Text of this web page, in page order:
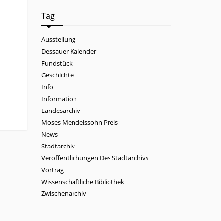
Tag
Ausstellung
Dessauer Kalender
Fundstück
Geschichte
Info
Information
Landesarchiv
Moses Mendelssohn Preis
News
Stadtarchiv
Veröffentlichungen Des Stadtarchivs
Vortrag
Wissenschaftliche Bibliothek
Zwischenarchiv